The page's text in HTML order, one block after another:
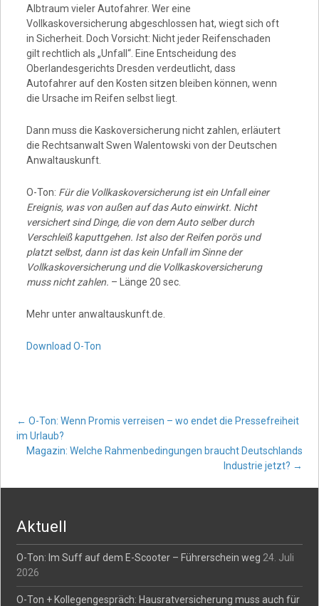
Albtraum vieler Autofahrer. Wer eine
Vollkaskoversicherung abgeschlossen hat, wiegt sich oft
in Sicherheit. Doch Vorsicht: Nicht jeder Reifenschaden
gilt rechtlich als „Unfall“. Eine Entscheidung des
Oberlandesgerichts Dresden verdeutlicht, dass
Autofahrer auf den Kosten sitzen bleiben können, wenn
die Ursache im Reifen selbst liegt.
Dann muss die Kaskoversicherung nicht zahlen, erläutert
die Rechtsanwalt Swen Walentowski von der Deutschen
Anwaltauskunft.
O-Ton: Für die Vollkaskoversicherung ist ein Unfall einer
Ereignis, was von außen auf das Auto einwirkt. Nicht
versichert sind Dinge, die von dem Auto selber durch
Verschleiß kaputtgehen. Ist also der Reifen porös und
platzt selbst, dann ist das kein Unfall im Sinne der
Vollkaskoversicherung und die Vollkaskoversicherung
muss nicht zahlen. – Länge 20 sec.
Mehr unter anwaltauskunft.de.
Download O-Ton
Post
navigation
← O-Ton: Wenn Promis verreisen – wo endet die Pressefreiheit
im Urlaub?
Magazin: Welche Rahmenbedingungen braucht Deutschlands
Industrie jetzt? →
Aktuell
O-Ton: Im Suff auf dem E-Scooter – Führerschein weg 24. Juli
2026
O-Ton + Kollegengespräch: Hausratversicherung muss auch für